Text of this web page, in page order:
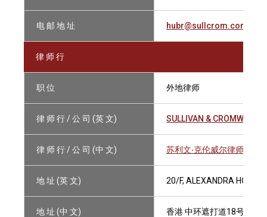
电 邮 地 址 hubr@sullcrom.com
律 师 行
职 位 外地律师
律 师 行 / 公 司 (英 文) SULLIVAN & CROMWELL
律 师 行 / 公 司 (中 文) 苏利文‧克伦威尔律师事务
地 址 (英 文) 20/F, ALEXANDRA
地 址 (中 文) 香港 中环遮打道18号历山